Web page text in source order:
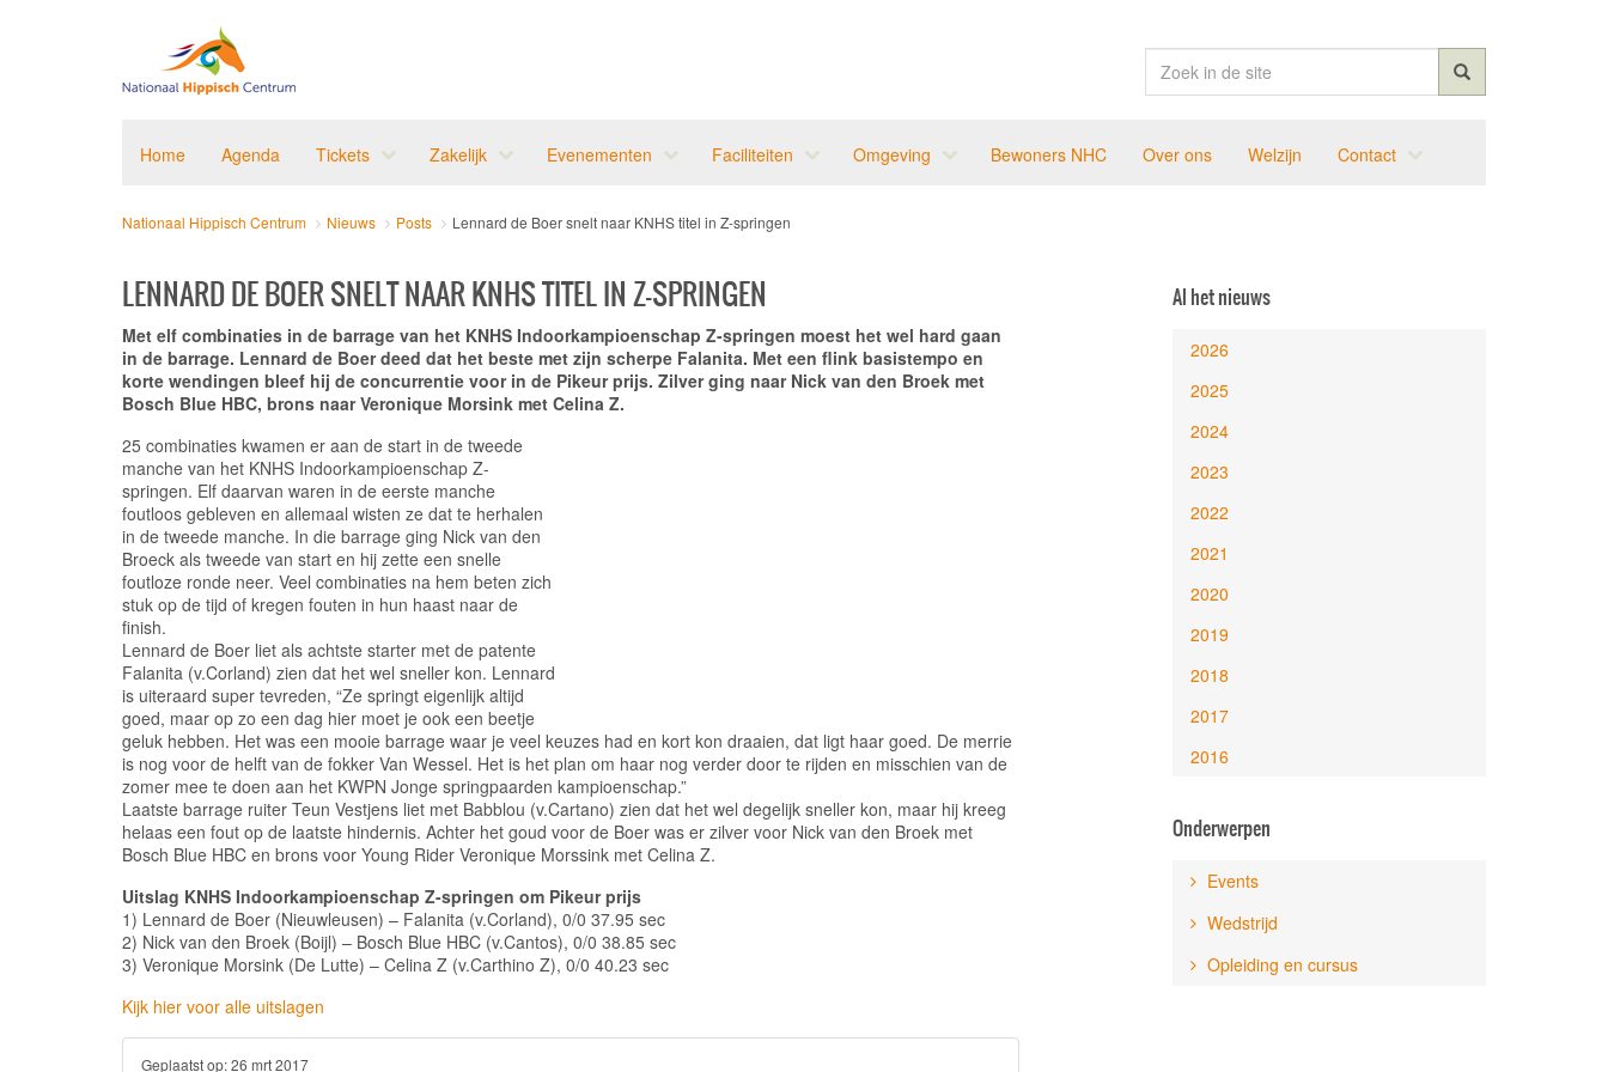
Home Agenda Tickets Zakelijk Evenementen Faciliteiten Omgeving Bewoners NHC Over ons Welzijn Contact
Nationaal Hippisch Centrum Nieuws Posts Lennard de Boer snelt naar KNHS titel in Z-springen
LENNARD DE BOER SNELT NAAR KNHS TITEL IN Z-SPRINGEN
Met elf combinaties in de barrage van het KNHS Indoorkampioenschap Z-springen moest het wel hard gaan
in de barrage. Lennard de Boer deed dat het beste met zijn scherpe Falanita. Met een flink basistempo en
korte wendingen bleef hij de concurrentie voor in de Pikeur prijs. Zilver ging naar Nick van den Broek met
Bosch Blue HBC, brons naar Veronique Morsink met Celina Z.
25 combinaties kwamen er aan de start in de tweede
manche van het KNHS Indoorkampioenschap Z-
springen. Elf daarvan waren in de eerste manche
foutloos gebleven en allemaal wisten ze dat te herhalen
in de tweede manche. In die barrage ging Nick van den
Broeck als tweede van start en hij zette een snelle
foutloze ronde neer. Veel combinaties na hem beten zich
stuk op de tijd of kregen fouten in hun haast naar de
finish.
Lennard de Boer liet als achtste starter met de patente
Falanita (v.Corland) zien dat het wel sneller kon. Lennard
is uiteraard super tevreden, “Ze springt eigenlijk altijd
goed, maar op zo een dag hier moet je ook een beetje
geluk hebben. Het was een mooie barrage waar je veel keuzes had en kort kon draaien, dat ligt haar goed. De merrie
is nog voor de helft van de fokker Van Wessel. Het is het plan om haar nog verder door te rijden en misschien van de
zomer mee te doen aan het KWPN Jonge springpaarden kampioenschap.”
Laatste barrage ruiter Teun Vestjens liet met Babblou (v.Cartano) zien dat het wel degelijk sneller kon, maar hij kreeg
helaas een fout op de laatste hindernis. Achter het goud voor de Boer was er zilver voor Nick van den Broek met
Bosch Blue HBC en brons voor Young Rider Veronique Morssink met Celina Z.
Uitslag KNHS Indoorkampioenschap Z-springen om Pikeur prijs
1) Lennard de Boer (Nieuwleusen) – Falanita (v.Corland), 0/0 37.95 sec
2) Nick van den Broek (Boijl) – Bosch Blue HBC (v.Cantos), 0/0 38.85 sec
3) Veronique Morsink (De Lutte) – Celina Z (v.Carthino Z), 0/0 40.23 sec
Kijk hier voor alle uitslagen
Geplaatst op:26 mrt 2017
Al het nieuws
2026
2025
2024
2023
2022
2021
2020
2019
2018
2017
2016
Onderwerpen
Events
Wedstrijd
Opleiding en cursus